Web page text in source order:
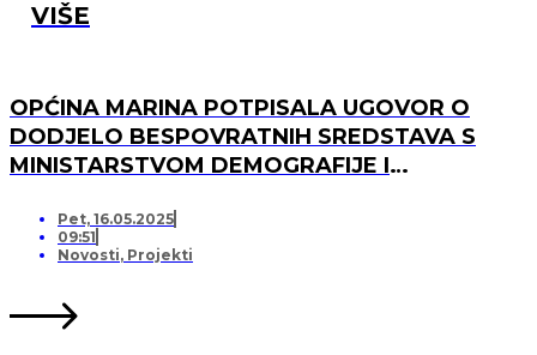
VIŠE
OPĆINA MARINA POTPISALA UGOVOR O
DODJELO BESPOVRATNIH SREDSTAVA S
MINISTARSTVOM DEMOGRAFIJE I
OPREMANJA DJEČJEG IGRALIŠTA U
SVINCIMA
Pet, 16.05.2025
09:51
Novosti, Projekti